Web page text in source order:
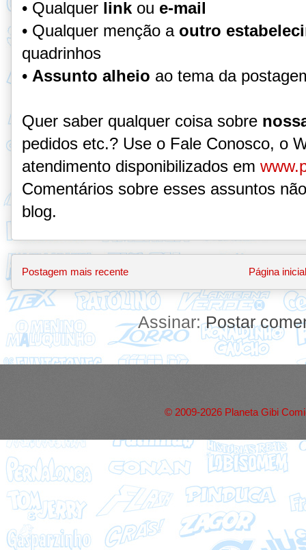
• Qualquer linkou e-mail
• Qualquer menção a outro
quadrinhos
• Assunto alheio ao tema da
Quer saber qualquer coisa sobre
pedidos etc.? Use o Fale Conosco, o
atendimento disponibilizados em
Comentários sobre esses assuntos
blog.
Postagem mais recente Página inicial
Assinar:Postar
© 2009-2026 Planeta Gibi